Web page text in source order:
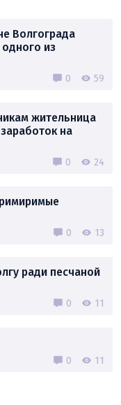
Волгограда
из
0 59
жительница
на
0 24
0 13
ради песчаной
0 11
0 11